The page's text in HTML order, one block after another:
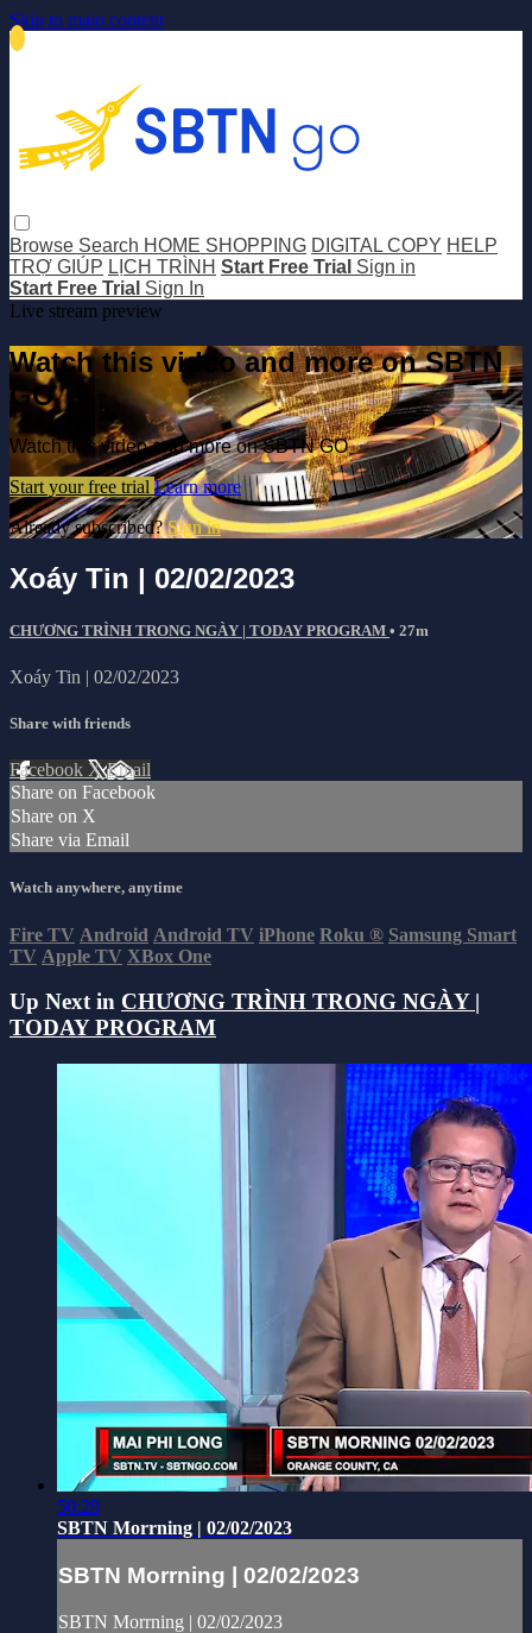
Skip to main content
Browse Search HOME SHOPPING DIGITAL COPY HELP
TRỢ GIÚP LỊCH TRÌNH Start Free Trial Sign in
Start Free Trial Sign In
Live stream preview
Watch this video and more on SBTN
GO
Watch this video and more on SBTN GO
Start your free trial Learn more
Already subscribed?Sign in
Xoáy Tin | 02/02/2023
CHƯƠNG TRÌNH TRONG NGÀY | TODAY PROGRAM • 27m
Xoáy Tin | 02/02/2023
Share with friends
Facebook XEmail
Share on Facebook
Share on X
Share via Email
Watch anywhere, anytime
Fire TV Android Android TV iPhone Roku ® Samsung Smart
TV Apple TV XBox One
Up Next in CHƯƠNG TRÌNH TRONG NGÀY |
TODAY PROGRAM
50:29
SBTN Morrning | 02/02/2023
SBTN Morrning | 02/02/2023
SBTN Morrning | 02/02/2023